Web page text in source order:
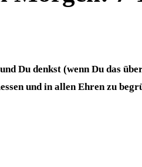
Du denkst (wenn Du das
und in allen Ehren zu